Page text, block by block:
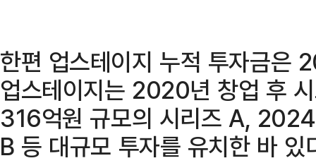
한편 업스테이지 누적 투자금은
업스테이지는 2020년 창업 후
316억원 규모의 시리즈 A,
B 등 대규모 투자를 유치한 바 있